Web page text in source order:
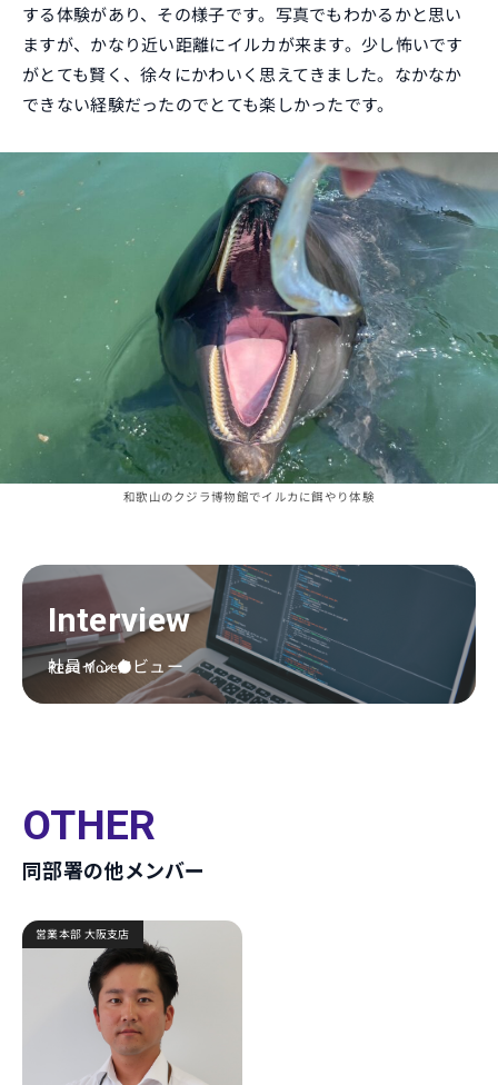
する体験があり、その様子です。写真でもわかるかと思い
ますが、かなり近い距離にイルカが来ます。少し怖いです
がとても賢く、徐々にかわいく思えてきました。なかなか
できない経験だったのでとても楽しかったです。
和歌山のクジラ博物館でイルカに餌やり体験
Interview
社員インタビュー
Read More
OTHER
同部署の他メンバー
営業本部 大阪支店